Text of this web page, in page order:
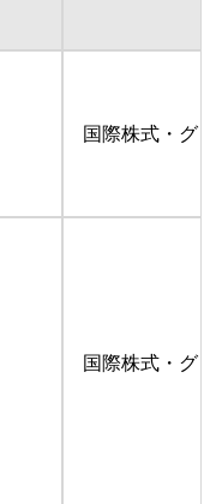
国際株式・グ
国際株式・グ